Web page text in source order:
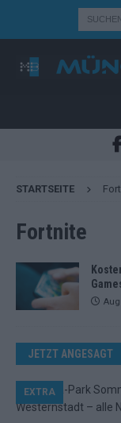
STARTSEITE
Fortnite
JETZT ANGESAGT
EXTRA